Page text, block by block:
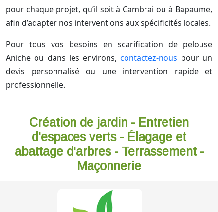
pour chaque projet, qu’il soit à Cambrai ou à Bapaume,
afin d’adapter nos interventions aux spécificités locales.
Pour tous vos besoins en scarification de pelouse
Aniche ou dans les environs,contactez-nous pour un
devis personnalisé ou une intervention rapide et
professionnelle.
Création de jardin - Entretien
d'espaces verts - Élagage et
abattage d'arbres - Terrassement -
Maçonnerie